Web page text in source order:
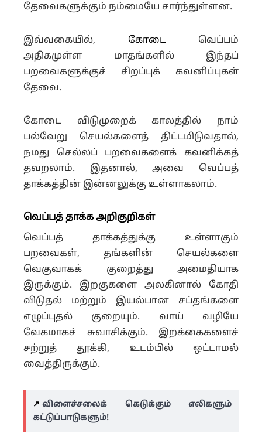
தேவைகளுக்கும் நம்மையே சார்ந்துள்ளன.
இவ்வகையில், கோடைவெப்பம்
அதிகமுள்ள மாதங்களில் இந்தப்
பறவைகளுக்குச் சிறப்புக் கவனிப்புகள்
தேவை.
கோடை விடுமுறைக் காலத்தில் நாம்
பல்வேறு செயல்களைத் திட்டமிடுவதால்,
நமது செல்லப் பறவைகளைக் கவனிக்கத்
தவறலாம். இதனால், அவை வெப்பத்
தாக்கத்தின் இன்னலுக்கு உள்ளாகலாம்.
வெப்பத் தாக்க அறிகுறிகள்
வெப்பத் தாக்கத்துக்கு உள்ளாகும்
பறவைகள், தங்களின் செயல்களை
வெகுவாகக் குறைத்து அமைதியாக
இருக்கும். இறகுகளை அலகினால் கோதி
விடுதல் மற்றும் இயல்பான சப்தங்களை
எழுப்புதல் குறையும். வாய் வழியே
வேகமாகச் சுவாசிக்கும். இறக்கைகளைச்
சற்றுத் தூக்கி, உடம்பில் ஒட்டாமல்
வைத்திருக்கும்.
↗️ விளைச்சலைக் கெடுக்கும் எலிகளும்
கட்டுப்பாடுகளும்!